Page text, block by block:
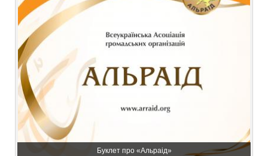
Буклет про «Альраід»